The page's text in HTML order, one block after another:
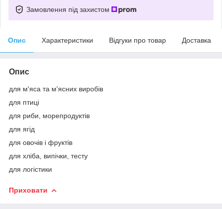
Замовлення під захистом
Опис Характеристики Відгуки про товар Доставка
Опис
для м'яса та м'ясних виробів
для птиці
для риби, морепродуктів
для ягід
для овочів і фруктів
для хліба, випічки, тесту
для логістики
Приховати